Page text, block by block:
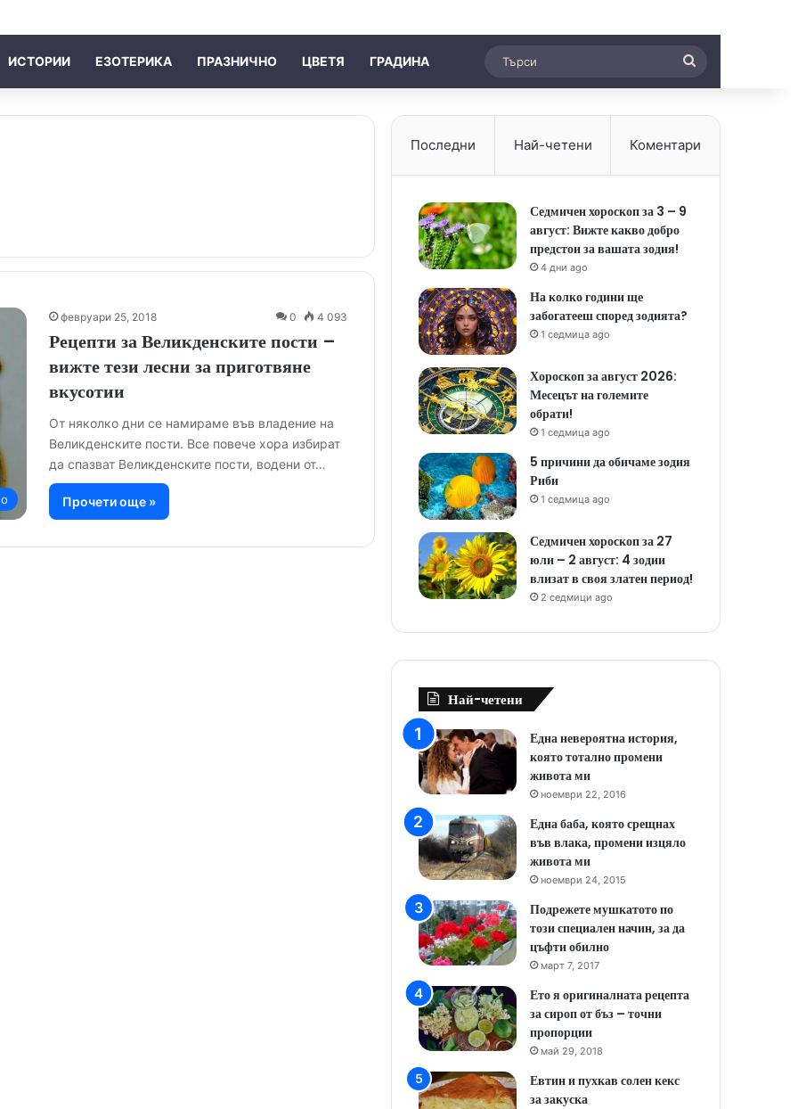
ИСТОРИИ ЕЗОТЕРИКА ПРАЗНИЧНО ЦВЕТЯ ГРАДИНА
февруари 25, 2018 0 4 093
Рецепти за Великденските пости –
вижте тези лесни за приготвяне
вкусотии
От няколко дни се намираме във владение на
Великденските пости. Все повече хора избират
да спазват Великденските пости, водени от…
Прочети още »
Последни Най-четени Коментари
Седмичен хороскоп за 3 – 9
август: Вижте какво добро
предстои за вашата зодия!
4 дни ago
На колко години ще
забогатееш според зодията?
1 седмица ago
Хороскоп за август 2026:
Месецът на големите
обрати!
1 седмица ago
5 причини да обичаме зодия
Риби
1 седмица ago
Седмичен хороскоп за 27
юли – 2 август: 4 зодии
влизат в своя златен период!
2 седмици ago
Най-четени
Една невероятна история,
която тотално промени
живота ми
ноември 22, 2016
Една баба, която срещнах
във влака, промени изцяло
живота ми
ноември 24, 2015
Подрежете мушкатото по
този специален начин, за да
цъфти обилно
март 7, 2017
Ето я оригиналната рецепта
за сироп от бъз – точни
пропорции
май 29, 2018
Евтин и пухкав солен кекс
за закуска